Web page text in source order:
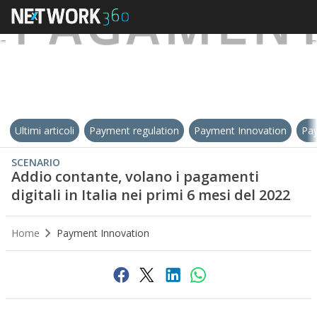
Ultimi articoli Payment regulation Payment Innovation
SCENARIO
Addio contante, volano i pagamenti
digitali in Italia nei primi 6 mesi del 2022
Home Payment Innovation